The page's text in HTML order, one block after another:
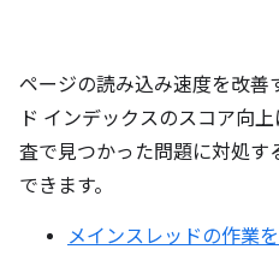
ページの読み込み速度を改善
ド インデックスのスコア向
査で見つかった問題に対処す
できます。
メインスレッドの作業